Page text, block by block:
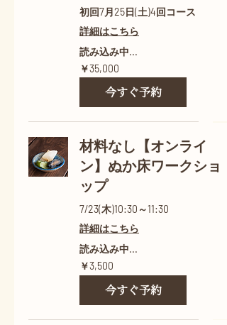
初回7月25日(土)4回コース
詳細はこちら
読み込み中...
35,000
円
￥35,000
今すぐ予約
材料なし【オンライ
ン】ぬか床ワークショ
ップ
7/23(木)10:30～11:30
詳細はこちら
読み込み中...
3,500
円
￥3,500
今すぐ予約